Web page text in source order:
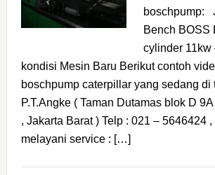
boschpump:
Bench BOSS
cylinder 11kw
kondisi Mesin Baru Berikut contoh
boschpump caterpillar yang sedang di
P.T.Angke ( Taman Dutamas blok D
, Jakarta Barat ) Telp : 021 – 5646424
melayani service : […]